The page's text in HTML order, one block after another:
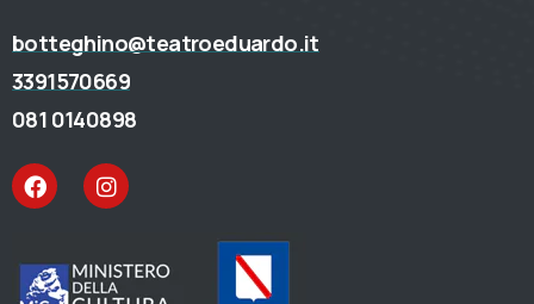
botteghino@teatroeduardo.it
3391570669
081 0140898